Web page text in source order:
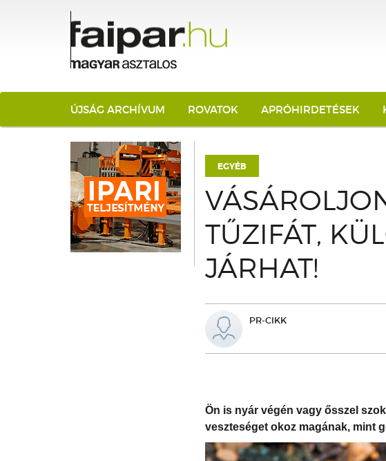
ÚJSÁG ARCHÍVUM ROVATOK APRÓHIRDETÉSEK
EGYÉB
TŰZIFÁT,
JÁRHAT!
PR-CIKK
Ön is nyár végén vagy ősszel
veszteséget okoz magának, mint